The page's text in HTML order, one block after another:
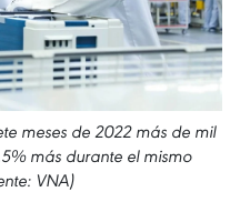
meses de 2022 más de mil
más durante el mismo
VNA)